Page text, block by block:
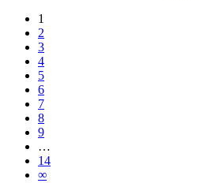
1
2
3
4
5
6
7
8
9
…
14
∞